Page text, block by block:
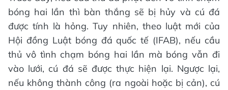
bóng hai lần thì bàn thắng sẽ bị hủy và cú đá
được tính là hỏng. Tuy nhiên, theo luật mới của
Hội đồng Luật bóng đá quốc tế (IFAB), nếu cầu
thủ vô tình chạm bóng hai lần mà bóng vẫn đi
vào lưới, cú đá sẽ được thực hiện lại. Ngược lại,
nếu không thành công (ra ngoài hoặc bị cản), cú